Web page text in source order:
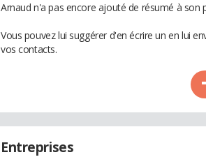
Arnaud n'a pas encore ajouté de résumé à son
Vous pouvez lui suggérer d'en écrire un en lui
vos contacts.
Entreprises